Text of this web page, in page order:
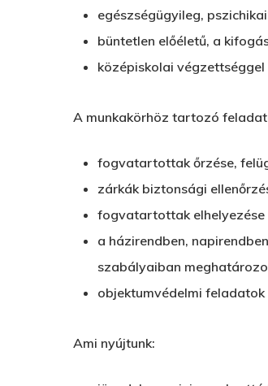
egészségügyileg,
büntetlen előéletű, a
középiskolai
A munkakörhöz tartozó
fogvatartottak őrzése,
zárkák biztonsági
fogvatartottak elhelyezése
a házirendben,
szabályaiban
objektumvédelmi feladatok
Ami nyújtunk: